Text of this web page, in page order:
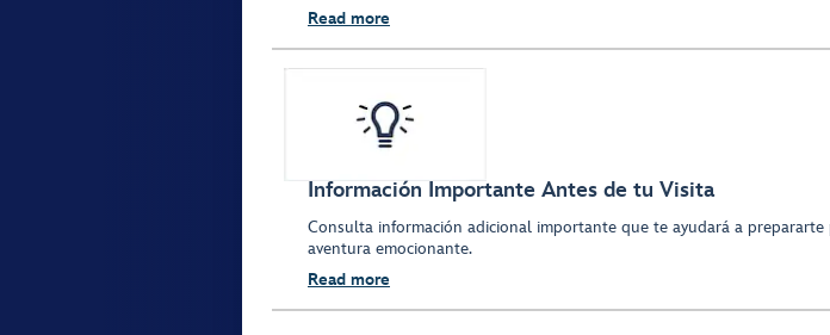
Read more
Información Importante Antes de tu Visita
Consulta información adicional importante que te ayudará a prepararte
aventura emocionante.
Read more